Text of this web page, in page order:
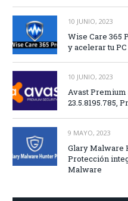
10 JUNIO, 2023
Wise Care 365
y acelerar tu PC
10 JUNIO, 2023
Avast Premium
23.5.8195.785,
9 MAYO, 2023
Glary Malware
Protección
Malware